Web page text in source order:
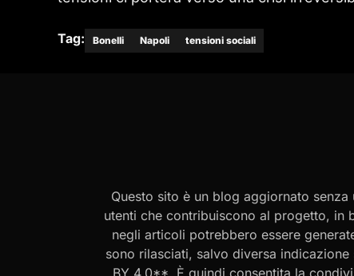
Tag: Bonelli Napoli tensioni sociali
Questo sito è un blog aggiornato
utenti che contribuiscono al progetto, in
negli articoli potrebbero essere
sono rilasciati, salvo diversa